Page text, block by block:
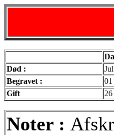
Død :
Begravet :
Gift
Noter :